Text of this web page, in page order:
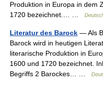
Produktion in Europa in dem
1720 bezeichnet.… …
Literatur des Barock — Als
Barock wird in heutigen
literarische Produktion in
1600 und 1720 bezeichnet.
Begriffs 2 Barockes… …